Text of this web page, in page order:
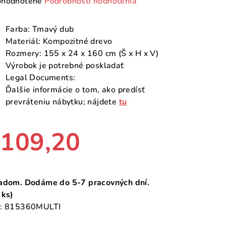
Farba: Tmavý dub
Materiál: Kompozitné drevo
Rozmery: 155 x 24 x 160 cm (Š x H x V)
Výrobok je potrebné poskladať
Legal Documents:
Ďalšie informácie o tom, ako predísť
prevráteniu nábytku; nájdetetu
Dodáme do 5-7 pracovných dní.
815360MULTI